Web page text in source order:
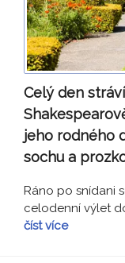
Celý den
jeho rodného
sochu a
Ráno po snídani
celodenní výlet
číst více